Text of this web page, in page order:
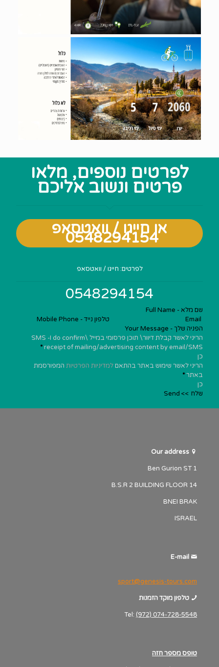
לפרטים נוספים, מלאו
פרטים ונשוב אליכם
או חייגו / וואטסאפ
0548294154
לפרטים: חייגו / וואטסאפ
0548294154
הריני לאשר קבלת דיוור\ תוכן פרסומי במייל \SMS -I do confirm
receipt of mailing/advertising content by email/SMS
*
כן
הריני לאשר שימוש באתר בהתאםלמדיניות הפרטיות המפורסמת
באתר*
כן
שלח >> Send
1 Ben Gurion ST
B.S.R 2 BUILDING FLOOR 14
BNEI BRAK
ISRAEL
sport@genesis-tours.com
טלפון מוקד הזמנות
Tel: (972) 074-728-5548
טופס מספר חזה